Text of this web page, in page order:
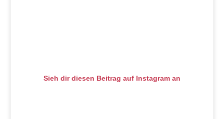
Sieh dir diesen Beitrag auf Instagram an